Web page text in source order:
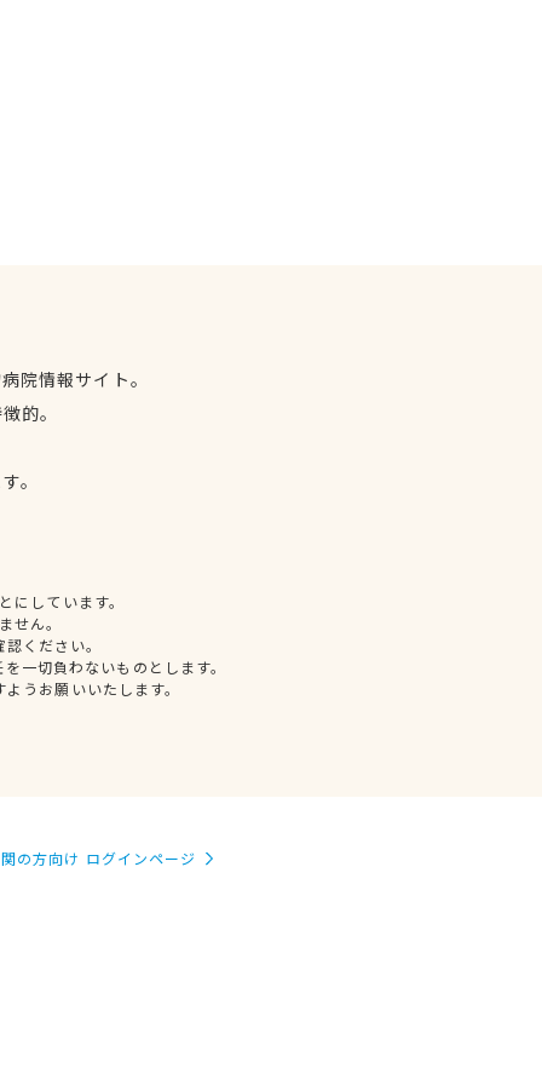
院情報サイト。
的。
。
しています。
せん。
ください。
一切負わないものとします。
うお願いいたします。
の方向け ログインページ